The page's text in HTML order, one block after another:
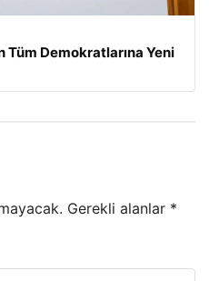
Tüm Demokratlarına Yeni
Gerekli alanlar *